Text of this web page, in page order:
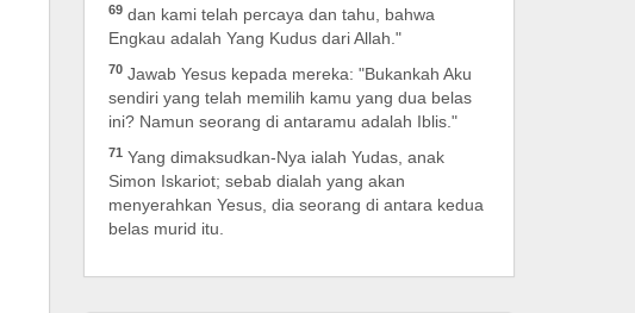
69 dan kami telah percaya dan tahu, bahwa
Engkau adalah Yang Kudus dari Allah."
70 Jawab Yesus kepada mereka: "Bukankah Aku
sendiri yang telah memilih kamu yang dua belas
ini? Namun seorang di antaramu adalah Iblis."
71 Yang dimaksudkan-Nya ialah Yudas, anak
Simon Iskariot; sebab dialah yang akan
menyerahkan Yesus, dia seorang di antara kedua
belas murid itu.